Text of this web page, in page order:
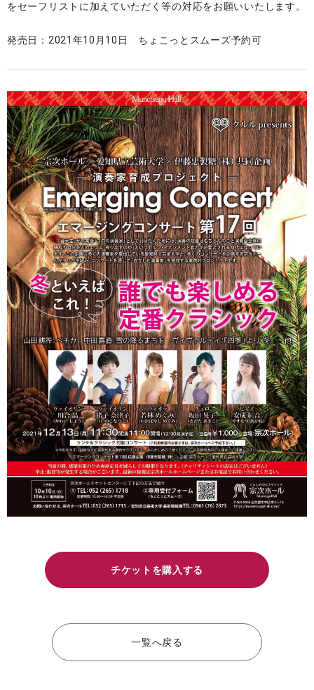
をセーフリストに加えていただく等の対応をお願いいたします。
発売日：2021年10月10日 ちょこっとスムーズ予約可
チケットを購入する
一覧へ戻る